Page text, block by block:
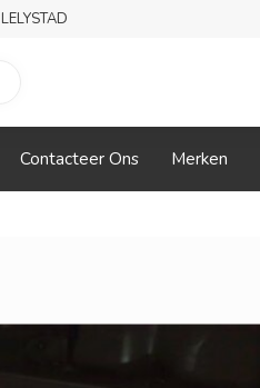
Contacteer Ons Merken